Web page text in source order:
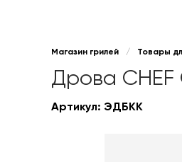
Магазин грилей / Товары
Дрова CHEF
Артикул: ЭДБКК